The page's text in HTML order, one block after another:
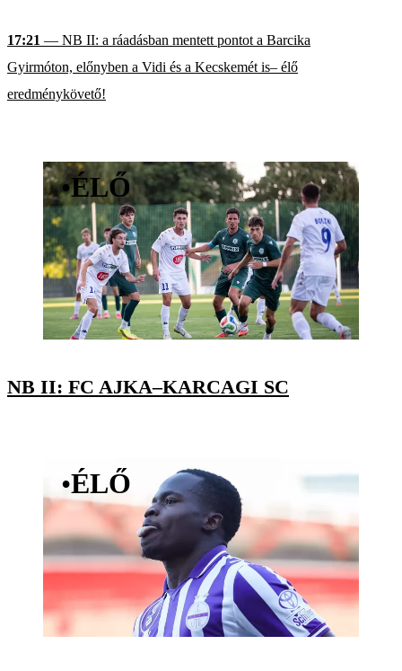
17:21 — NB II: a ráadásban mentett pontot a Barcika
Gyirmóton, előnyben a Vidi és a Kecskemét is– élő
eredménykövető!
•ÉLŐ
NB II: FC AJKA–KARCAGI SC
•ÉLŐ